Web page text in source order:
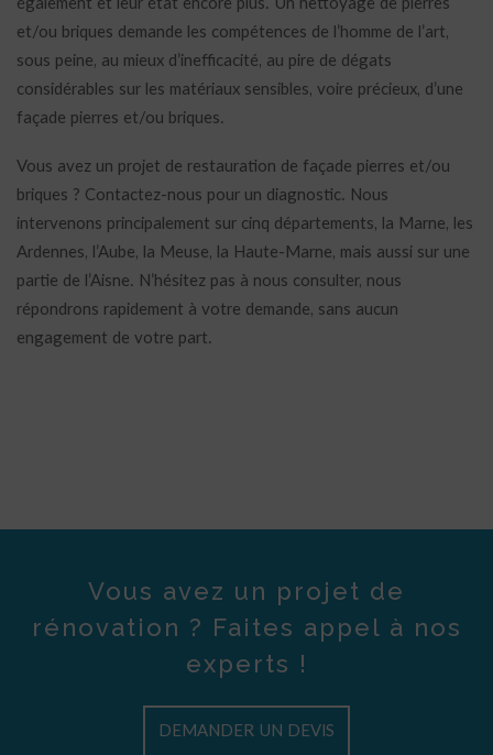
également et leur état encore plus. Un nettoyage de pierres
et/ou briques demande les compétences de l’homme de l’art,
sous peine, au mieux d’inefficacité, au pire de dégats
considérables sur les matériaux sensibles, voire précieux, d’une
façade pierres et/ou briques.
Vous avez un projet de restauration de façade pierres et/ou
briques ? Contactez-nous pour un diagnostic. Nous
intervenons principalement sur cinq départements, la Marne, les
Ardennes, l’Aube, la Meuse, la Haute-Marne, mais aussi sur une
partie de l’Aisne. N’hésitez pas à nous consulter, nous
répondrons rapidement à votre demande, sans aucun
engagement de votre part.
Vous avez un projet de
rénovation ? Faites appel à nos
experts !
DEMANDER UN DEVIS